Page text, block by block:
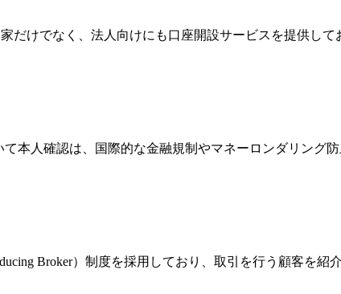
だけでなく、法人向けにも口座開設サービスを提供し
本人確認は、国際的な金融規制やマネーロンダリン
Broker）制度を採用しており、取引を行う顧客を